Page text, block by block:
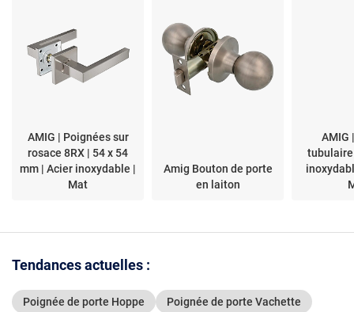
AMIG | Poignées sur
rosace 8RX | 54 x 54
mm | Acier inoxydable |
Mat
Amig Bouton de porte
en laiton
AMIG
tubulaire
Tendances actuelles :
Poignée de porte Hoppe
Poignée de porte Vachette